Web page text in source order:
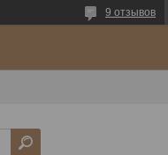
9 отзывов